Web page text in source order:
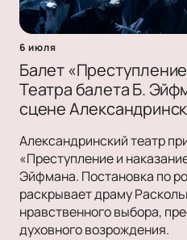
6 июля
Балет
Театра балета Б.
сцене
Александринский театр
«Преступление и
Эйфмана. Постановка по
раскрывает драму
нравственного выбора,
духовного возрождения.